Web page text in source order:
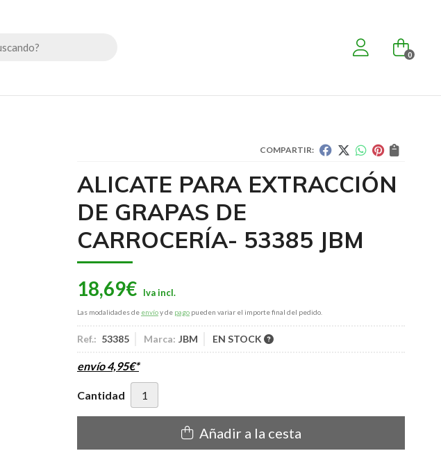
0
COMPARTIR:
ALICATE PARA EXTRACCIÓN
DE GRAPAS DE
CARROCERÍA- 53385 JBM
18,69€
Las modalidades de envíoy de pago pueden variar el importe final del pedido.
Ref.: 53385 Marca: JBM EN STOCK
envío4,95€*
Cantidad
Añadir a la cesta